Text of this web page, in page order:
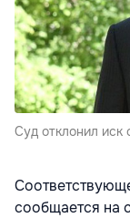
Суд отклонил иск
сообщается на